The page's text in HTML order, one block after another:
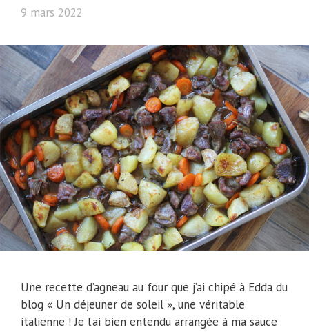
9 mars 2022
Une recette d’agneau au four que j’ai chipé à Edda du
blog « Un déjeuner de soleil », une véritable
italienne ! Je l’ai bien entendu arrangée à ma sauce